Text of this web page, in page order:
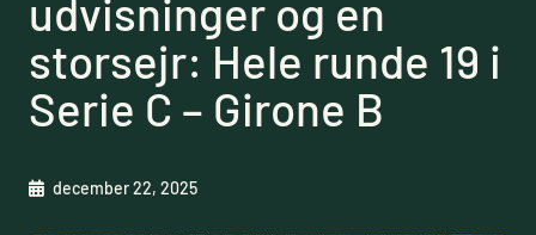
udvisninger og en
storsejr: Hele runde 19 i
Serie C – Girone B
december 22, 2025